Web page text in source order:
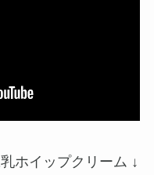
ホイップクリーム ↓